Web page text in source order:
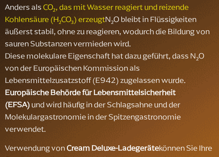
Anders alsCO₂, das mit Wasser reagiert und reizende
Kohlensäure (H₂CO₃) erzeugtN₂O bleibt in Flüssigkeiten
äußerst stabil, ohne zu reagieren, wodurch die Bildung von
sauren Substanzen vermieden wird.
Diese molekulare Eigenschaft hat dazu geführt, dass N₂O
von der Europäischen Kommission als
Lebensmittelzusatzstoff (E942) zugelassen wurde.
Europäische Behörde für Lebensmittelsicherheit
(EFSA)und wird häufig in der Schlagsahne und der
Molekulargastronomie in der Spitzengastronomie
verwendet.
Verwendung vonCream Deluxe-Ladegerätekönnen Sie Ihre